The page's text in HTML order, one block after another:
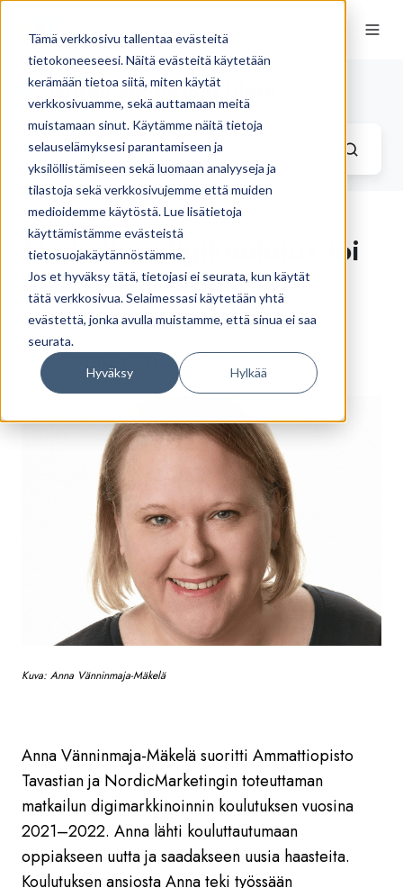
Tämä verkkosivu tallentaa evästeitä
tietokoneeseesi. Näitä evästeitä käytetään
kerämään tietoa siitä, miten käytät
verkkosivuamme, sekä auttamaan meitä
muistamaan sinut. Käytämme näitä tietoja
selauselämyksesi parantamiseen ja
yksilöllistämiseen sekä luomaan analyyseja ja
tilastoja sekä verkkosivujemme että muiden
medioidemme käytöstä. Lue lisätietoja
käyttämistämme evästeistä
tietosuojakäytännöstämme.
Jos et hyväksy tätä, tietojasi ei seurata, kun käytät
tätä verkkosivua. Selaimessasi käytetään yhtä
evästettä, jonka avulla muistamme, että sinua ei saa
seurata.
Hyväksy Hylkää
NordicMarketing blogi
Matkailun digikoulutus toi
uusia näkökulmia ja
syvensi osaamista
kirjoittanut Liisa Tuokko25.1.2023 11.26
Kuva: Anna Vänninmaja-Mäkelä
Anna Vänninmaja-Mäkeläsuoritti Ammattiopisto
Tavastian ja NordicMarketingin toteuttaman
matkailun digimarkkinoinnin koulutuksen vuosina
2021–2022. Anna lähti kouluttautumaan
oppiakseen uutta ja saadakseen uusia haasteita.
Koulutuksen ansiosta Anna teki työssään